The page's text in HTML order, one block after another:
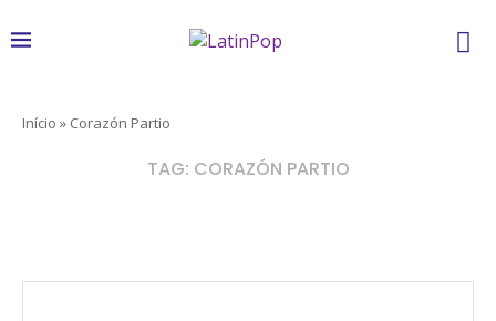
Início » Corazón Partio
TAG: CORAZÓN PARTIO